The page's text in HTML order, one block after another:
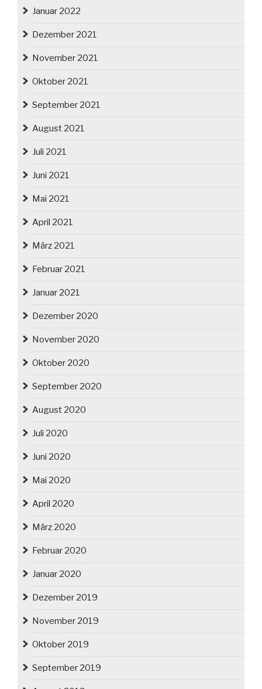
Januar 2022
Dezember 2021
November 2021
Oktober 2021
September 2021
August 2021
Juli 2021
Juni 2021
Mai 2021
April 2021
März 2021
Februar 2021
Januar 2021
Dezember 2020
November 2020
Oktober 2020
September 2020
August 2020
Juli 2020
Juni 2020
Mai 2020
April 2020
März 2020
Februar 2020
Januar 2020
Dezember 2019
November 2019
Oktober 2019
September 2019